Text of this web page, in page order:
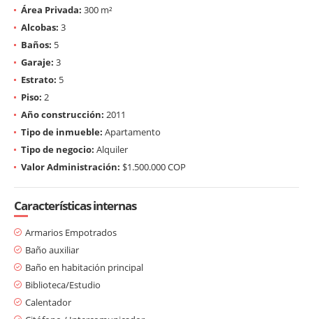
Área Privada: 300 m²
Alcobas: 3
Baños: 5
Garaje: 3
Estrato: 5
Piso: 2
Año construcción: 2011
Tipo de inmueble: Apartamento
Tipo de negocio: Alquiler
Valor Administración: $1.500.000 COP
Características internas
Armarios Empotrados
Baño auxiliar
Baño en habitación principal
Biblioteca/Estudio
Calentador